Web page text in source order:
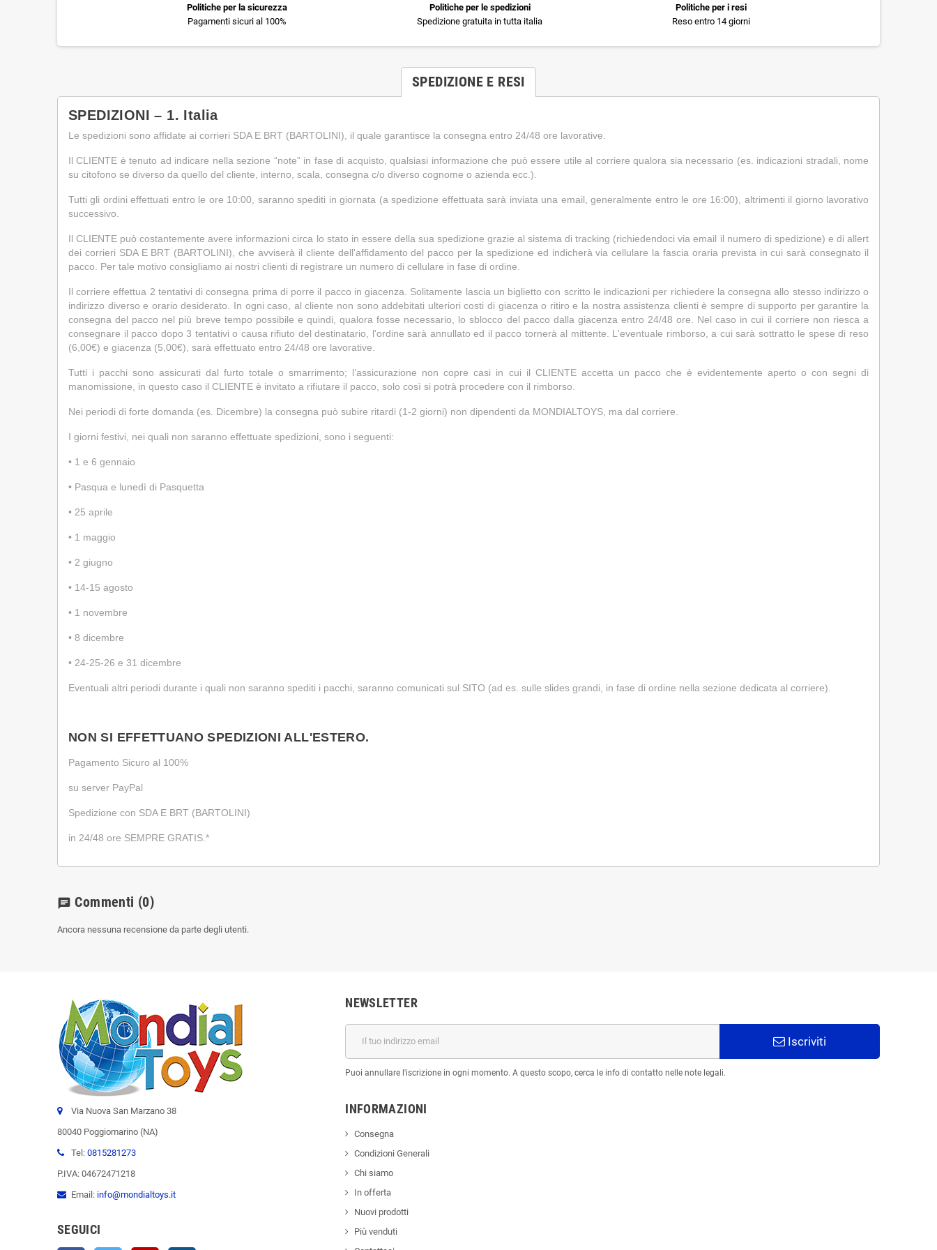
Politiche per la sicurezza
Pagamenti sicuri al 100%
Politiche per le spedizioni
Spedizione gratuita in tutta italia
Politiche per i resi
Reso entro 14 giorni
SPEDIZIONE E RESI
SPEDIZIONI – 1. Italia
Le spedizioni sono affidate ai corrieri SDA E BRT (BARTOLINI), il quale garantisce la consegna entro 24/48 ore lavorative.
Il CLIENTE è tenuto ad indicare nella sezione “note” in fase di acquisto, qualsiasi informazione che può essere utile al corriere qualora sia necessario (es. indicazioni stradali, nome
su citofono se diverso da quello del cliente, interno, scala, consegna c/o diverso cognome o azienda ecc.).
Tutti gli ordini effettuati entro le ore 10:00, saranno spediti in giornata (a spedizione effettuata sarà inviata una email, generalmente entro le ore 16:00), altrimenti il giorno lavorativo
successivo.
Il CLIENTE può costantemente avere informazioni circa lo stato in essere della sua spedizione grazie al sistema di tracking (richiedendoci via email il numero di spedizione) e di allert
dei corrieri SDA E BRT (BARTOLINI), che avviserà il cliente dell'affidamento del pacco per la spedizione ed indicherà via cellulare la fascia oraria prevista in cui sarà consegnato il
pacco. Per tale motivo consigliamo ai nostri clienti di registrare un numero di cellulare in fase di ordine.
Il corriere effettua 2 tentativi di consegna prima di porre il pacco in giacenza. Solitamente lascia un biglietto con scritto le indicazioni per richiedere la consegna allo stesso indirizzo o
indirizzo diverso e orario desiderato. In ogni caso, al cliente non sono addebitati ulteriori costi di giacenza o ritiro e la nostra assistenza clienti è sempre di supporto per garantire la
consegna del pacco nel più breve tempo possibile e quindi, qualora fosse necessario, lo sblocco del pacco dalla giacenza entro 24/48 ore. Nel caso in cui il corriere non riesca a
consegnare il pacco dopo 3 tentativi o causa rifiuto del destinatario, l'ordine sarà annullato ed il pacco tornerà al mittente. L'eventuale rimborso, a cui sarà sottratto le spese di reso
(6,00€) e giacenza (5,00€), sarà effettuato entro 24/48 ore lavorative.
Tutti i pacchi sono assicurati dal furto totale o smarrimento; l’assicurazione non copre casi in cui il CLIENTE accetta un pacco che è evidentemente aperto o con segni di
manomissione, in questo caso il CLIENTE è invitato a rifiutare il pacco, solo così si potrà procedere con il rimborso.
Nei periodi di forte domanda (es. Dicembre) la consegna può subire ritardi (1-2 giorni) non dipendenti da MONDIALTOYS, ma dal corriere.
I giorni festivi, nei quali non saranno effettuate spedizioni, sono i seguenti:
• 1 e 6 gennaio
• Pasqua e lunedì di Pasquetta
• 25 aprile
• 1 maggio
• 2 giugno
• 14-15 agosto
• 1 novembre
• 8 dicembre
• 24-25-26 e 31 dicembre
Eventuali altri periodi durante i quali non saranno spediti i pacchi, saranno comunicati sul SITO (ad es. sulle slides grandi, in fase di ordine nella sezione dedicata al corriere).
NON SI EFFETTUANO SPEDIZIONI ALL'ESTERO.
Pagamento Sicuro al 100%
su server PayPal
Spedizione con SDA E BRT (BARTOLINI)
in 24/48 ore SEMPRE GRATIS.*
chat Commenti (0)
Ancora nessuna recensione da parte degli utenti.
Via Nuova San Marzano 38
80040 Poggiomarino (NA)
Tel: 0815281273
P.IVA: 04672471218
Email: info@mondialtoys.it
SEGUICI
NEWSLETTER
Iscriviti
Puoi annullare l'iscrizione in ogni momento. A questo scopo, cerca le info di contatto nelle note legali.
INFORMAZIONI
Consegna
Condizioni Generali
Chi siamo
In offerta
Nuovi prodotti
Più venduti